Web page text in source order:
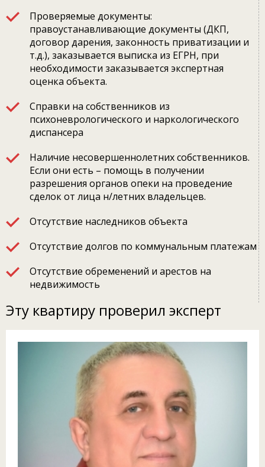
Проверяемые документы:
правоустанавливающие документы (ДКП,
договор дарения, законность приватизации и
т.д.), заказывается выписка из ЕГРН, при
необходимости заказывается экспертная
оценка объекта.
Справки на собственников из
психоневрологического и наркологического
диспансера
Наличие несовершеннолетних собственников.
Если они есть – помощь в получении
разрешения органов опеки на проведение
сделок от лица н/летних владельцев.
Отсутствие наследников объекта
Отсутствие долгов по коммунальным платежам
Отсутствие обременений и арестов на
недвижимость
Эту квартиру проверил эксперт